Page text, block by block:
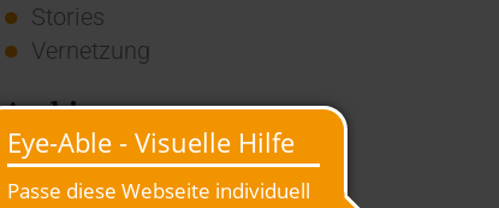
Stories
Vernetzung
Archiv
2026